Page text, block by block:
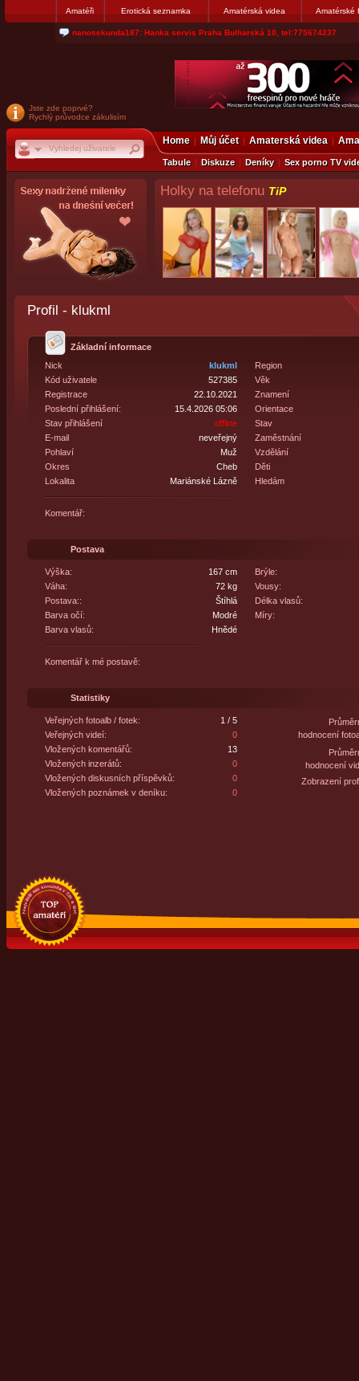
Amatéři Erotická seznamka Amatérská videa Amatérské
nanosekunda187: Hanka servis Praha Bulharská 10, tel:775674237
Jste zde poprvé?
Rychlý průvodce zákulisím
Home Můj účet Amaterská videa
Tabule Diskuze Deníky Sex porno TV
Holky na telefonu TiP
Profil - klukml
Základní informace
Nick
klukml
Kód uživatele
527385
Registrace
22.10.2021
Poslední přihlášení:
15.4.2026 05:06
Stav přihlášení
offline
E-mail
neveřejný
Pohlaví
Muž
Okres
Cheb
Lokalita
Mariánské Lázně
Region
Věk
Znamení
Orientace
Stav
Zaměstnání
Vzdělání
Děti
Hledám
Komentář:
Postava
Výška:
167 cm
Váha:
72 kg
Postava::
Štíhlá
Barva očí:
Modré
Barva vlasů:
Hnědé
Brýle:
Vousy:
Délka vlasů:
Míry:
Komentář k mé postavě:
Statistiky
Veřejných fotoalb / fotek:
1 / 5
Veřejných videí:
0
Vložených komentářů:
13
Vložených inzerátů:
0
Vložených diskusních příspěvků:
0
Vložených poznámek v deníku:
0
hodnocení
hodnocení
Zobrazení